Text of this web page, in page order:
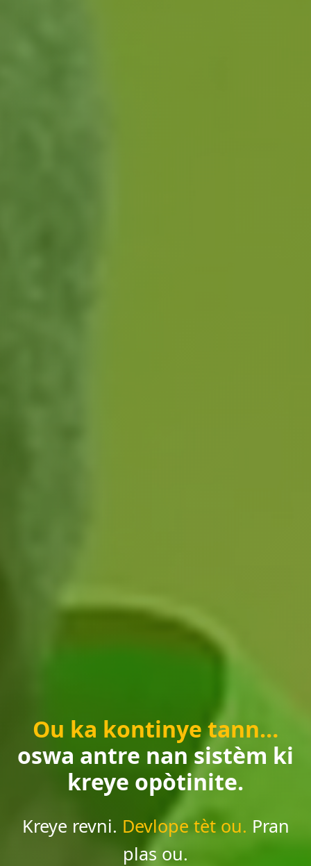
Ou ka kontinye tann…
oswa antre nan sistèm ki
kreye opòtinite.
Kreye revni. Devlope tèt ou. Pran
plas ou.